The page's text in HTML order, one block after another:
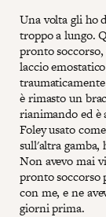
Una volta gli ho
troppo a lungo.
pronto
laccio
è rimasto un
rianimando ed è
Foley usato
sull'altra gamba,
Non avevo mai
pronto soccorso
con me, e ne
giorni prima.